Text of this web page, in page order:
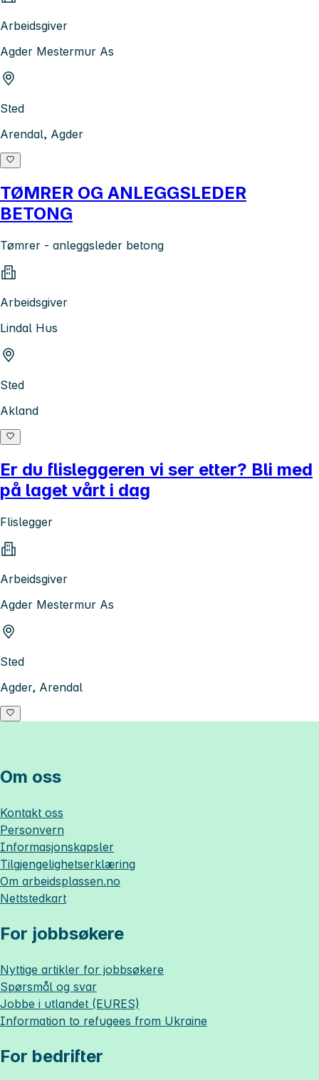
Arbeidsgiver
Agder Mestermur As
Sted
Arendal, Agder
TØMRER OG ANLEGGSLEDER
BETONG
Tømrer - anleggsleder betong
Arbeidsgiver
Lindal Hus
Sted
Akland
Er du flisleggeren vi ser etter? Bli med
på laget vårt i dag
Flislegger
Arbeidsgiver
Agder Mestermur As
Sted
Agder, Arendal
Om oss
Kontakt oss
Personvern
Informasjonskapsler
Tilgjengelighetserklæring
Om arbeidsplassen.no
Nettstedkart
For jobbsøkere
Nyttige artikler for jobbsøkere
Spørsmål og svar
Jobbe i utlandet (EURES)
Information to refugees from Ukraine
For bedrifter